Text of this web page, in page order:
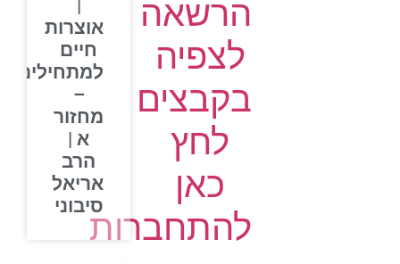
הרשאה
לצפיה
בקבצים
לחץ
כאן
להתחברות
אוצרות
חיים
למתחילים
מחזור
א |
הרב
אריאל
סיבוני